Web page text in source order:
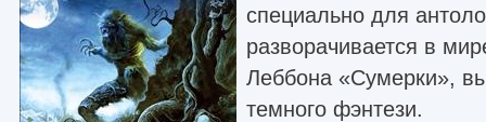
специально для
разворачивается в
Леббона «Сумерки»,
темного фэнтези.